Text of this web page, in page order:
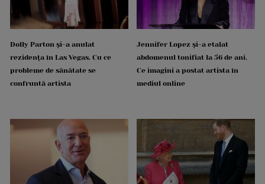
Dolly Parton și-a anulat
rezidența în Las Vegas. Cu ce
probleme de sănătate se
confruntă artista
Jennifer Lopez și-a etalat
abdomenul tonifiat la 56 de ani.
Ce imagini a postat artista în
mediul online